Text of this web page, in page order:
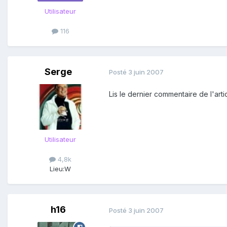
Utilisateur
116
Serge
Utilisateur
4,8k
Lieu:W
Posté 3 juin 2007
Lis le dernier commentaire de
h16 Posté 3 juin 2007